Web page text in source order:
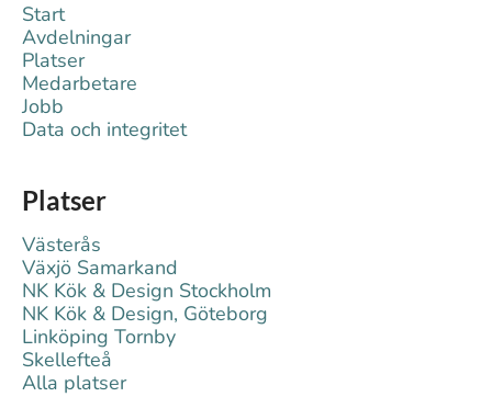
Start
Avdelningar
Platser
Medarbetare
Jobb
Data och integritet
Platser
Västerås
Växjö Samarkand
NK Kök & Design Stockholm
NK Kök & Design, Göteborg
Linköping Tornby
Skellefteå
Alla platser